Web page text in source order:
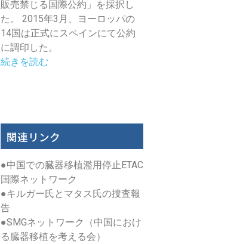
販売禁じる国際公約」を採択し
た。 2015年3月、ヨーロッパの
14国は正式にスペインにて公約
に調印した。
続きを読む
関連リンク
●中国での臓器移植濫用停止ETAC
国際ネットワーク
●キルガー氏とマタス氏の捜査報
告
●SMGネットワーク（中国におけ
る臓器移植を考える会）